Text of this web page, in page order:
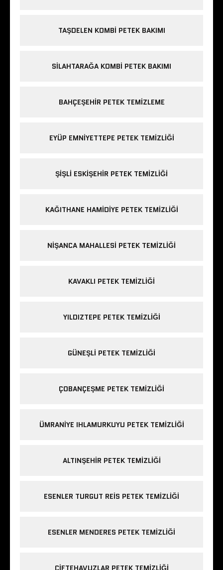
TAŞDELEN KOMBI PETEK BAKIMI
SILAHTARAĞA KOMBI PETEK BAKIMI
BAHÇEŞEHIR PETEK TEMIZLEME
EYÜP EMNIYETTEPE PETEK TEMIZLIĞI
ŞIŞLI ESKIŞEHIR PETEK TEMIZLIĞI
KAĞITHANE HAMIDIYE PETEK TEMIZLIĞI
NIŞANCA MAHALLESI PETEK TEMIZLIĞI
KAVAKLI PETEK TEMIZLIĞI
YILDIZTEPE PETEK TEMIZLIĞI
GÜNEŞLI PETEK TEMIZLIĞI
ÇOBANÇEŞME PETEK TEMIZLIĞI
ÜMRANIYE IHLAMURKUYU PETEK TEMIZLIĞI
ALTINŞEHIR PETEK TEMIZLIĞI
ESENLER TURGUT REIS PETEK TEMIZLIĞI
ESENLER MENDERES PETEK TEMIZLIĞI
ÇIFTEHAVUZLAR PETEK TEMIZLIĞI